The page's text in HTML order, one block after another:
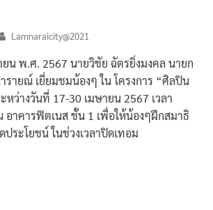
Lamnaraicity@2021
น พ.ศ. 2567 นายวิชัย ฉัตรยิ่งมงคล นายก
รายณ์ เยี่ยมชมน้องๆ ใน โครงการ “ศิลปิน
ว่างวันที่ 17-30 เมษายน 2567 เวลา
อาคารฟิตเนส ชั้น 1 เพื่อให้น้องๆฝึกสมาธิ
ประโยชน์ ในช่วงเวลาปิดเทอม